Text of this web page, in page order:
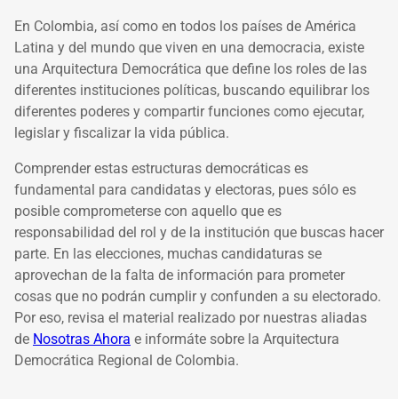
En Colombia, así como en todos los países de América
Latina y del mundo que viven en una democracia, existe
una Arquitectura Democrática que define los roles de las
diferentes instituciones políticas, buscando equilibrar los
diferentes poderes y compartir funciones como ejecutar,
legislar y fiscalizar la vida pública.
Comprender estas estructuras democráticas es
fundamental para candidatas y electoras, pues sólo es
posible comprometerse con aquello que es
responsabilidad del rol y de la institución que buscas hacer
parte. En las elecciones, muchas candidaturas se
aprovechan de la falta de información para prometer
cosas que no podrán cumplir y confunden a su electorado.
Por eso, revisa el material realizado por nuestras aliadas
de Nosotras Ahora e informáte sobre la Arquitectura
Democrática Regional de Colombia.